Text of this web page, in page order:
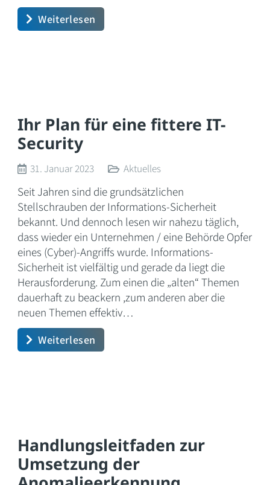
Weiterlesen
Ihr Plan für eine fittere IT-
Security
31. Januar 2023 Aktuelles
Seit Jahren sind die grundsätzlichen
Stellschrauben der Informations-Sicherheit
bekannt. Und dennoch lesen wir nahezu täglich,
dass wieder ein Unternehmen / eine Behörde Opfer
eines (Cyber)-Angriffs wurde. Informations-
Sicherheit ist vielfältig und gerade da liegt die
Herausforderung. Zum einen die „alten“ Themen
dauerhaft zu beackern ,zum anderen aber die
neuen Themen effektiv…
Weiterlesen
Handlungsleitfaden zur
Umsetzung der